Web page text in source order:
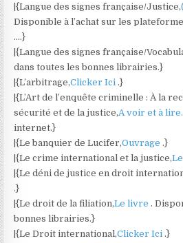
|{Langue des signes française/Justice,
Disponible à l’achat sur les
….}
|{Langue des signes française/
dans toutes les bonnes librairies.}
|{L’arbitrage,Clicker Ici.}
|{L’Art de l’enquête criminelle : À la
sécurité et de la justice,A voir et à
internet.}
|{Le banquier de Lucifer,Ouvrage.}
|{Le crime international et la justice,
|{Le déni de justice en droit
.}
|{Le droit de la filiation,Le livre.
bonnes librairies.}
|{Le Droit international,Clicker Ici.}